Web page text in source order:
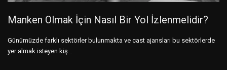
Manken Olmak İçin Nasıl Bir Yol İzlenmelidir?
Günümüzde farklı sektörler bulunmakta ve cast ajansları bu sektörlerde
yer almak isteyen kiş...